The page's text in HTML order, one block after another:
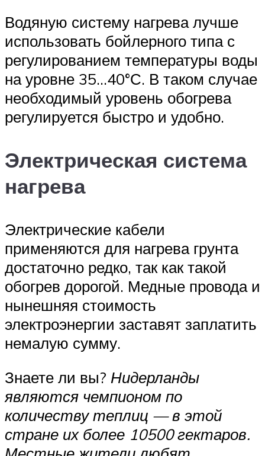
Водяную систему нагрева лучше
использовать бойлерного типа с
регулированием температуры воды
на уровне 35…40°С. В таком случае
необходимый уровень обогрева
регулируется быстро и удобно.
Электрическая система
нагрева
Электрические кабели
применяются для нагрева грунта
достаточно редко, так как такой
обогрев дорогой. Медные провода и
нынешняя стоимость
электроэнергии заставят заплатить
немалую сумму.
Знаете ли вы? Нидерланды
являются чемпионом по
количеству теплиц — в этой
стране их более 10500 гектаров.